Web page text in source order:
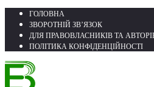
ГОЛОВНА
ЗВОРОТНІЙ ЗВ’ЯЗОК
ДЛЯ ПРАВОВЛАСНИКІВ ТА
ПОЛІТИКА КОНФІДЕНЦІЙНОСТІ